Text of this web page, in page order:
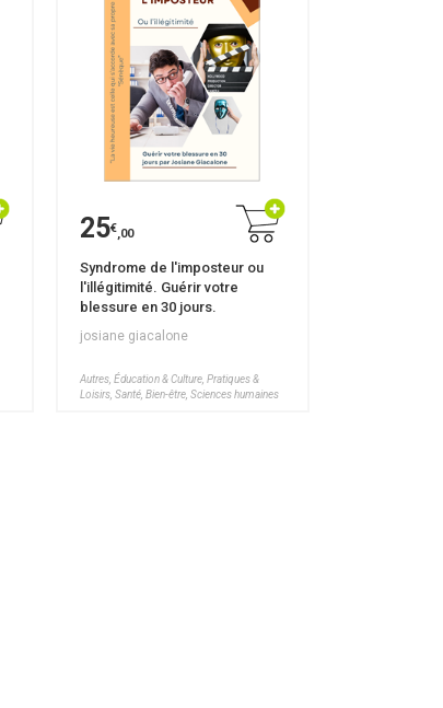
25€,00
Syndrome de l'imposteur ou
l'illégitimité. Guérir votre
blessure en 30 jours.
josiane giacalone
Autres, Éducation & Culture, Pratiques &
Loisirs, Santé, Bien-être, Sciences humaines